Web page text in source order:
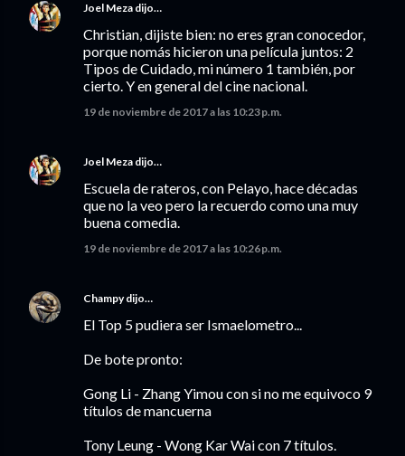
Joel Meza dijo…
Christian, dijiste bien: no eres gran conocedor,
porque nomás hicieron una película juntos: 2
Tipos de Cuidado, mi número 1 también, por
cierto. Y en general del cine nacional.
19 de noviembre de 2017 a las 10:23 p.m.
Joel Meza dijo…
Escuela de rateros, con Pelayo, hace décadas
que no la veo pero la recuerdo como una muy
buena comedia.
19 de noviembre de 2017 a las 10:26 p.m.
Champydijo…
El Top 5 pudiera ser Ismaelometro...
De bote pronto:
Gong Li - Zhang Yimou con si no me equivoco 9
títulos de mancuerna
Tony Leung - Wong Kar Wai con 7 títulos.